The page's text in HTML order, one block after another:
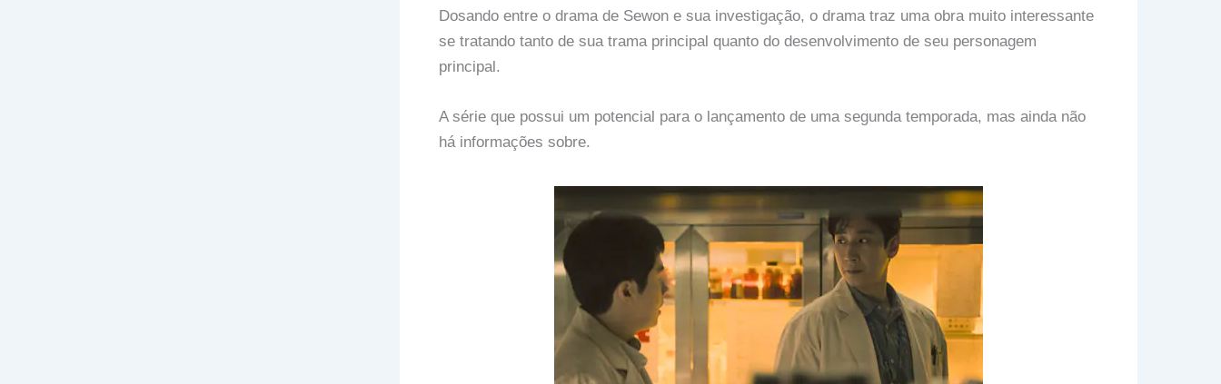
Dosando entre o drama de Sewon e sua investigação, o drama traz uma obra muito interessante
se tratando tanto de sua trama principal quanto do desenvolvimento de seu personagem
principal.
A série que possui um potencial para o lançamento de uma segunda temporada, mas ainda não
há informações sobre.